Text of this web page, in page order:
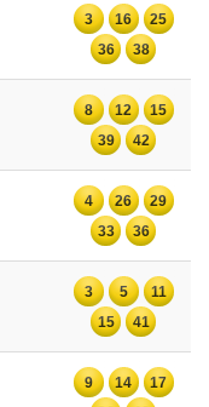
3 16
25
36
38
8 12
15
39
42
4 26
29
33
36
3 5
11
15
41
9 14
17